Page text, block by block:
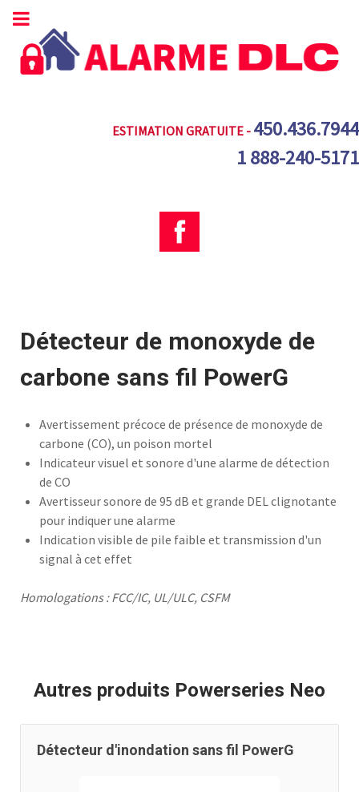
ESTIMATION GRATUITE - 450.436.7944
1 888-240-5171
Détecteur de monoxyde de
carbone sans fil PowerG
Avertissement précoce de présence de monoxyde de
carbone (CO), un poison mortel
Indicateur visuel et sonore d'une alarme de détection
de CO
Avertisseur sonore de 95 dB et grande DEL clignotante
pour indiquer une alarme
Indication visible de pile faible et transmission d'un
signal à cet effet
Homologations : FCC/IC, UL/ULC, CSFM
Autres produits Powerseries Neo
Détecteur d'inondation sans fil PowerG